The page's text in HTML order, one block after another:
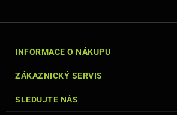
INFORMACE O NÁKUPU
ZÁKAZNICKÝ SERVIS
SLEDUJTE NÁS